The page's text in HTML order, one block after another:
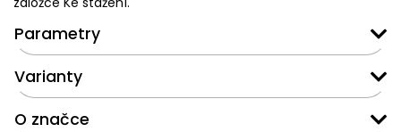
Parametry
Varianty
O značce